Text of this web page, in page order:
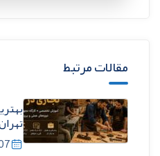
مقالات مرتبط